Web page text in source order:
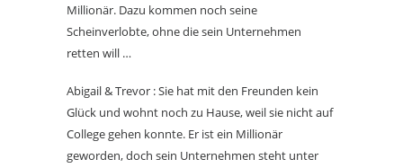
Millionär. Dazu kommen noch seine
Scheinverlobte, ohne die sein Unternehmen
retten will …
Abigail & Trevor : Sie hat mit den Freunden kein
Glück und wohnt noch zu Hause, weil sie nicht auf
College gehen konnte. Er ist ein Millionär
geworden, doch sein Unternehmen steht unter